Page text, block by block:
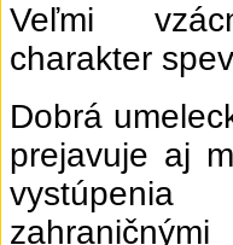
Veľmi
charakter
Dobrá
prejavuje aj